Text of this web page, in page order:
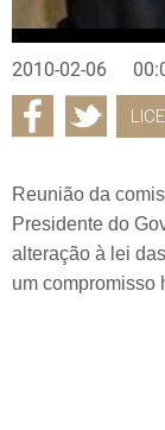
2010-02-06
Reunião da
Presidente do
alteração à lei
um compromisso